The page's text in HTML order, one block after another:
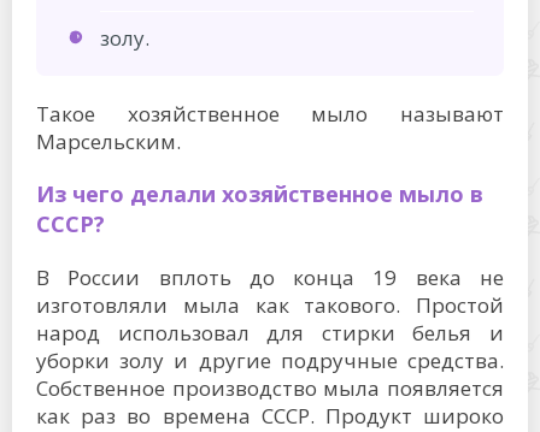
золу.
Такое хозяйственное мыло называют
Марсельским.
Из чего делали хозяйственное мыло в
СССР?
В России вплоть до конца 19 века не
изготовляли мыла как такового. Простой
народ использовал для стирки белья и
уборки золу и другие подручные средства.
Собственное производство мыла появляется
как раз во времена СССР. Продукт широко